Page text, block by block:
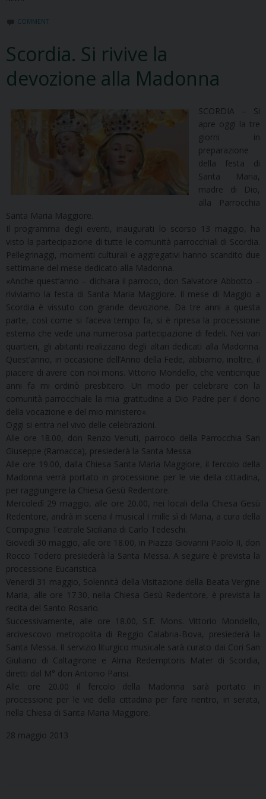
COMMENT
Scordia. Si rivive la
devozione alla Madonna
SCORDIA – Si
apre oggi la tre
giorni in
preparazione
della festa di
Santa Maria,
madre di Dio,
alla Parrocchia
Santa Maria Maggiore.
Il programma degli eventi, inaugurati lo scorso 13 maggio, ha
visto la partecipazione di tutte le comunità parrocchiali di Scordia.
Pellegrinaggi, momenti culturali e aggregativi hanno scandito due
settimane del mese dedicato alla Madonna.
«Anche quest’anno – dichiara il parroco, don Salvatore Abbotto –
riviviamo la festa di Santa Maria Maggiore. Il mese di Maggio a
Scordia è vissuto con grande devozione. Da tre anni a questa
parte, così come si faceva tempo fa, si è ripresa la processione
esterna che vede una numerosa partecipazione di fedeli. Nei vari
quartieri, gli abitanti realizzano degli altari dedicati alla Madonna.
Quest’anno, in occasione dell’Anno della Fede, abbiamo, inoltre, il
piacere di avere con noi mons. Vittorio Mondello, che venticinque
anni fa mi ordinò presbitero. Un modo per celebrare con la
comunità parrocchiale la mia gratitudine a Dio Padre per il dono
della vocazione e del mio ministero».
Oggi si entra nel vivo delle celebrazioni.
Alle ore 18.00, don Renzo Venuti, parroco della Parrocchia San
Giuseppe (Ramacca), presiederà la Santa Messa.
Alle ore 19.00, dalla Chiesa Santa Maria Maggiore, il fercolo della
Madonna verrà portato in processione per le vie della cittadina,
per raggiungere la Chiesa Gesù Redentore.
Mercoledì 29 maggio, alle ore 20.00, nei locali della Chiesa Gesù
Redentore, andrà in scena il musical I mille sì di Maria, a cura della
Compagnia Teatrale Siciliana di Carlo Tedeschi.
Giovedì 30 maggio, alle ore 18.00, in Piazza Giovanni Paolo II, don
Rocco Todero presiederà la Santa Messa. A seguire è prevista la
processione Eucaristica.
Venerdì 31 maggio, Solennità della Visitazione della Beata Vergine
Maria, alle ore 17.30, nella Chiesa Gesù Redentore, è prevista la
recita del Santo Rosario.
Successivamente, alle ore 18.00, S.E. Mons. Vittorio Mondello,
arcivescovo metropolita di Reggio Calabria-Bova, presiederà la
Santa Messa. Il servizio liturgico musicale sarà curato dai Cori San
Giuliano di Caltagirone e Alma Redemptoris Mater di Scordia,
diretti dal M° don Antonio Parisi.
Alle ore 20.00 il fercolo della Madonna sarà portato in
processione per le vie della cittadina per fare rientro, in serata,
nella Chiesa di Santa Maria Maggiore.
28 maggio 2013